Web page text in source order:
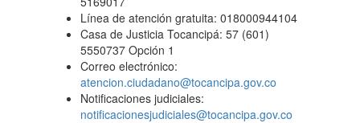
Línea de atención gratuita: 018000944104
Casa de Justicia Tocancipá: 57 (601)
5550737 Opción 1
Correo electrónico:
atencion.ciudadano@tocancipa.gov.co
Notificaciones judiciales:
notificacionesjudiciales@tocancipa.gov.co